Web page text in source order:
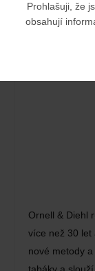
ORNELL&
Ornell & Diehl
více než 30 let
nové metody
Prohlašuji, že
obsahují